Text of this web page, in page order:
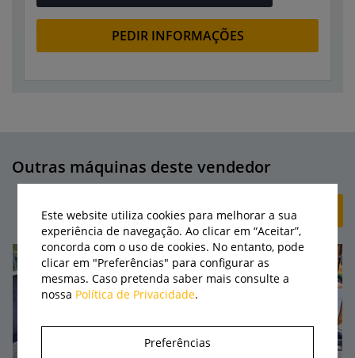
PEDIR INFORMAÇÕES
Outras máquinas deste vendedor
+ CRIAR ANÚNCIO
Este website utiliza cookies para melhorar a sua
experiência de navegação. Ao clicar em “Aceitar”,
concorda com o uso de cookies. No entanto, pode
clicar em "Preferências" para configurar as
mesmas. Caso pretenda saber mais consulte a
nossa Política de Privacidade.
Preferências